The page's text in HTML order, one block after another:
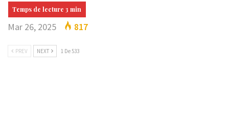
Mar 26, 2025 817
PREV NEXT 1 De 533